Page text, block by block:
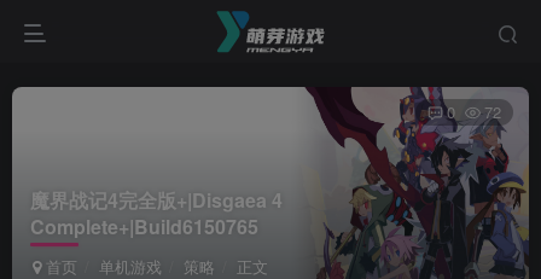
魔界战记4完全版+|Disgaea 4
Complete+|Build6150765
首页 单机游戏 策略 正文
0 72